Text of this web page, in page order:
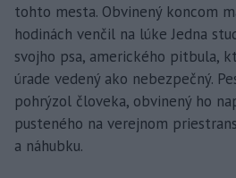
tohto mesta. Obvinený koncom
hodinách venčil na lúke Jedna
svojho psa, amerického pitbula,
úrade vedený ako nebezpečný.
pohrýzol človeka, obvinený ho
pusteného na verejnom
a náhubku.